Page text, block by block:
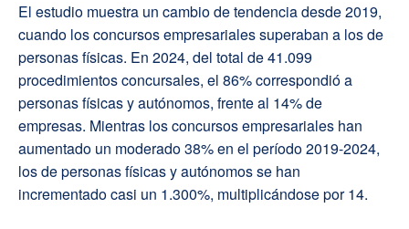
El estudio muestra un cambio de tendencia desde 2019,
cuando los concursos empresariales superaban a los de
personas físicas. En 2024, del total de 41.099
procedimientos concursales, el 86% correspondió a
personas físicas y autónomos, frente al 14% de
empresas. Mientras los concursos empresariales han
aumentado un moderado 38% en el período 2019-2024,
los de personas físicas y autónomos se han
incrementado casi un 1.300%, multiplicándose por 14.